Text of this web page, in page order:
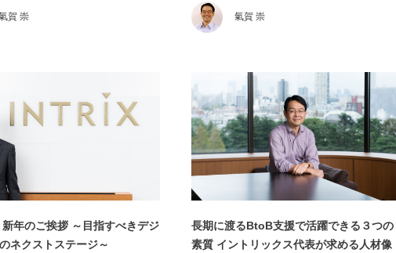
賀 崇 氣賀 崇
年のご挨拶 ～目指すべきデジ
ネクストステージ～
長期に渡るBtoB支援で活躍できる３つの
素質 イントリックス代表が求める人材像